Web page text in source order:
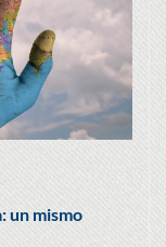
un mismo